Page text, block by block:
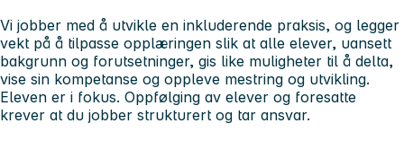
Vi jobber med å utvikle en inkluderende praksis, og legger
vekt på å tilpasse opplæringen slik at alle elever, uansett
bakgrunn og forutsetninger, gis like muligheter til å delta,
vise sin kompetanse og oppleve mestring og utvikling.
Eleven er i fokus. Oppfølging av elever og foresatte
krever at du jobber strukturert og tar ansvar.